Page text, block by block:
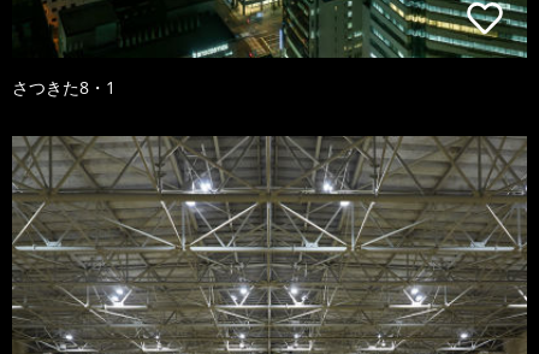
さつきた8・1